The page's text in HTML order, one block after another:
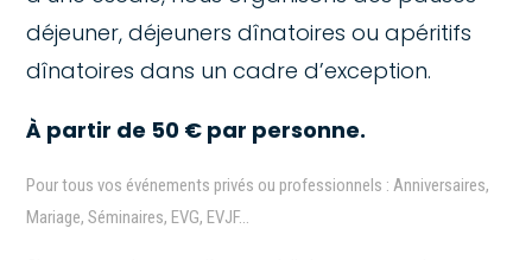
déjeuner, déjeuners dînatoires ou apéritifs
dînatoires dans un cadre d’exception.
À partir de 50 € par personne.
Pour tous vos événements privés ou professionnels : Anniversaires,
Mariage, Séminaires, EVG, EVJF…